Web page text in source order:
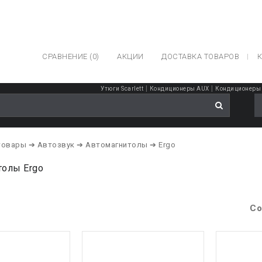
СРАВНЕНИЕ (0) АКЦИИ ДОСТАВКА ТОВАРОВ
Утюги Scarlett Кондиционеры AUX
➔ Автозвук ➔ Автомагнитолы ➔ Ergo
Ergo